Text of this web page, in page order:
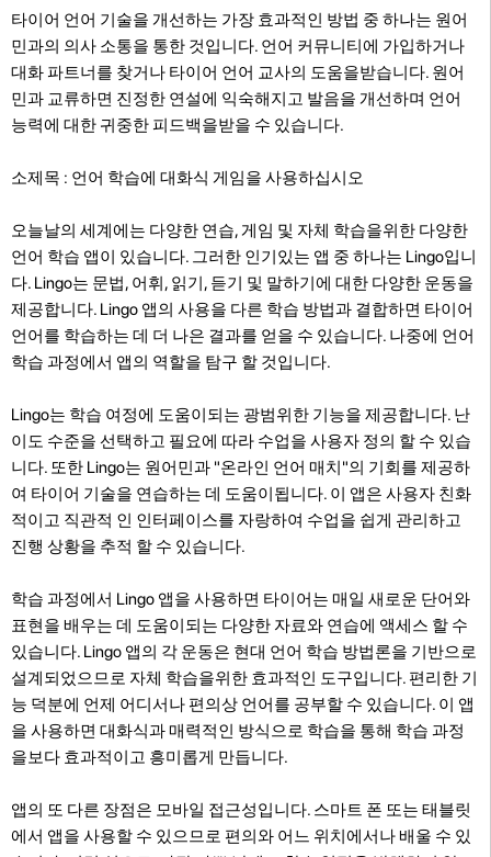
타이어 언어 기술을 개선하는 가장 효과적인 방법 중 하나는 원어
민과의 의사 소통을 통한 것입니다. 언어 커뮤니티에 가입하거나
대화 파트너를 찾거나 타이어 언어 교사의 도움을받습니다. 원어
민과 교류하면 진정한 연설에 익숙해지고 발음을 개선하며 언어
능력에 대한 귀중한 피드백을받을 수 있습니다.
소제목 : 언어 학습에 대화식 게임을 사용하십시오
오늘날의 세계에는 다양한 연습, 게임 및 자체 학습을위한 다양한
언어 학습 앱이 있습니다. 그러한 인기있는 앱 중 하나는 Lingo입니
다. Lingo는 문법, 어휘, 읽기, 듣기 및 말하기에 대한 다양한 운동을
제공합니다. Lingo 앱의 사용을 다른 학습 방법과 결합하면 타이어
언어를 학습하는 데 더 나은 결과를 얻을 수 있습니다. 나중에 언어
학습 과정에서 앱의 역할을 탐구 할 것입니다.
Lingo는 학습 여정에 도움이되는 광범위한 기능을 제공합니다. 난
이도 수준을 선택하고 필요에 따라 수업을 사용자 정의 할 수 있습
니다. 또한 Lingo는 원어민과 "온라인 언어 매치"의 기회를 제공하
여 타이어 기술을 연습하는 데 도움이됩니다. 이 앱은 사용자 친화
적이고 직관적 인 인터페이스를 자랑하여 수업을 쉽게 관리하고
진행 상황을 추적 할 수 있습니다.
학습 과정에서 Lingo 앱을 사용하면 타이어는 매일 새로운 단어와
표현을 배우는 데 도움이되는 다양한 자료와 연습에 액세스 할 수
있습니다. Lingo 앱의 각 운동은 현대 언어 학습 방법론을 기반으로
설계되었으므로 자체 학습을위한 효과적인 도구입니다. 편리한 기
능 덕분에 언제 어디서나 편의상 언어를 공부할 수 있습니다. 이 앱
을 사용하면 대화식과 매력적인 방식으로 학습을 통해 학습 과정
을보다 효과적이고 흥미롭게 만듭니다.
앱의 또 다른 장점은 모바일 접근성입니다. 스마트 폰 또는 태블릿
에서 앱을 사용할 수 있으므로 편의와 어느 위치에서나 배울 수 있